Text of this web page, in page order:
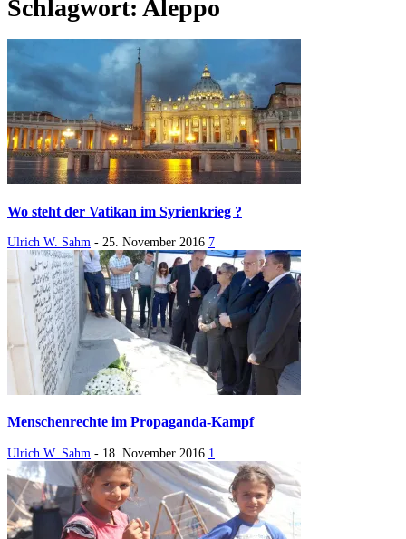
Schlagwort: Aleppo
Wo steht der Vatikan im Syrienkrieg ?
Ulrich W. Sahm - 25. November 2016 7
Menschenrechte im Propaganda-Kampf
Ulrich W. Sahm - 18. November 2016 1